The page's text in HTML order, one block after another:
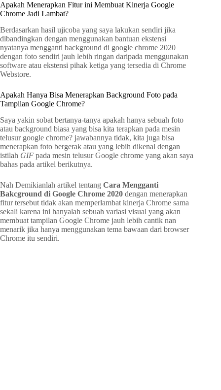
Apakah Menerapkan Fitur ini Membuat Kinerja Google
Chrome Jadi Lambat?
Berdasarkan hasil ujicoba yang saya lakukan sendiri jika
dibandingkan dengan menggunakan bantuan ekstensi
nyatanya mengganti background di google chrome 2020
dengan foto sendiri jauh lebih ringan daripada menggunakan
software atau ekstensi pihak ketiga yang tersedia di Chrome
Webstore.
Apakah Hanya Bisa Menerapkan Background Foto pada
Tampilan Google Chrome?
Saya yakin sobat bertanya-tanya apakah hanya sebuah foto
atau background biasa yang bisa kita terapkan pada mesin
telusur google chrome? jawabannya tidak, kita juga bisa
menerapkan foto bergerak atau yang lebih dikenal dengan
istilah GIF pada mesin telusur Google chrome yang akan saya
bahas pada artikel berikutnya.
Nah Demikianlah artikel tentang Cara Mengganti
Bakcground di Google Chrome 2020 dengan menerapkan
fitur tersebut tidak akan memperlambat kinerja Chrome sama
sekali karena ini hanyalah sebuah variasi visual yang akan
membuat tampilan Google Chrome jauh lebih cantik nan
menarik jika hanya menggunakan tema bawaan dari browser
Chrome itu sendiri.